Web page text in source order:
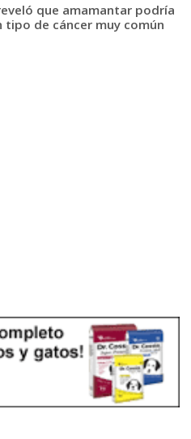
que amamantar podría
de cáncer muy común